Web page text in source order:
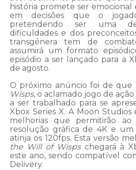
história promete ser emocional
em decisões que o
pretendendo ser uma
dificuldades e dos
transgénera tem de
assumirá um formato
episódio a ser lançado para a
de agosto.
O próximo anúncio foi de que
Wisps, o aclamado jogo de
a ser trabalhado para se
Xbox Series X. A Moon Studios
melhorias que permitirão
resolução gráfica de 4K e
atinja os 120fps. Esta versão
the Will of Wispschegará à
este ano, sendo compatível
Delivery.